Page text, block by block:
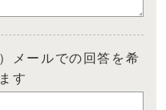
メールでの回答を希
す